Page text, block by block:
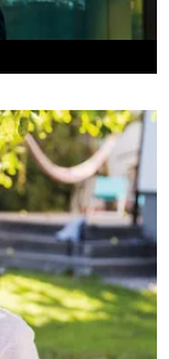
nya framgångar!